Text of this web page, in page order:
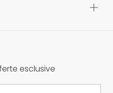
esclusive